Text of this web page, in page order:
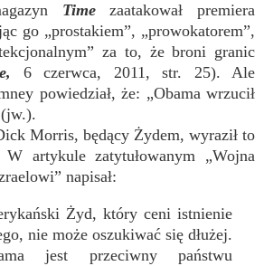
Timezaatakował premiera
go „prostakiem”, „prowokatorem”,
za to, że broni granic
6 czerwca, 2011, str. 25). Ale
powiedział, że: „Obama wrzucił
Morris, będący Żydem, wyraził to
W artykule zatytułowanym „Wojna
napisał:
Żyd, który ceni istnienie
nie może oszukiwać się dłużej.
jest przeciwny państwu